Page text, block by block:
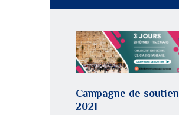
Campagne de soutien
2021